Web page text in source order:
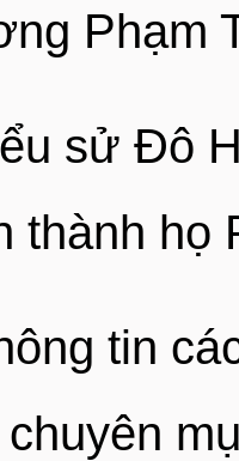
Phạm
sử Đô
thành họ
tin